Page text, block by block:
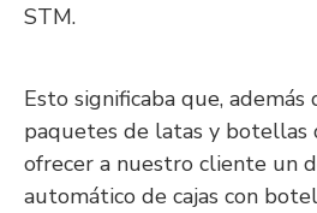
STM.
Esto significaba que,
paquetes de latas y botellas
ofrecer a nuestro cliente un
automático de cajas con